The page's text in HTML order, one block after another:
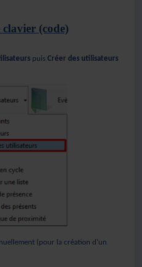
(code)
puis Créer des utilisateurs
(pour la création d’un